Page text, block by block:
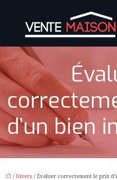
d’un bien
/ Divers / Évaluer correctement le prix